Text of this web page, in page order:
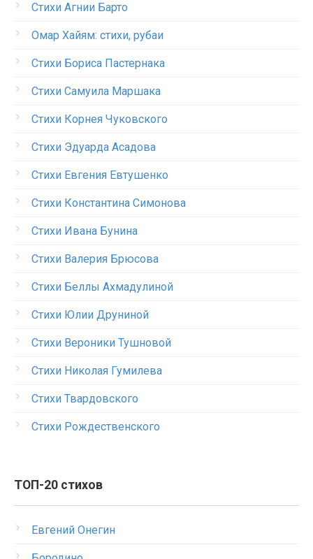
Стихи Агнии Барто
Омар Хайям: стихи, рубаи
Стихи Бориса Пастернака
Стихи Самуила Маршака
Стихи Корнея Чуковского
Стихи Эдуарда Асадова
Стихи Евгения Евтушенко
Стихи Константина Симонова
Стихи Ивана Бунина
Стихи Валерия Брюсова
Стихи Беллы Ахмадулиной
Стихи Юлии Друниной
Стихи Вероники Тушновой
Стихи Николая Гумилева
Стихи Твардовского
Стихи Рождественского
ТОП-20 стихов
Евгений Онегин